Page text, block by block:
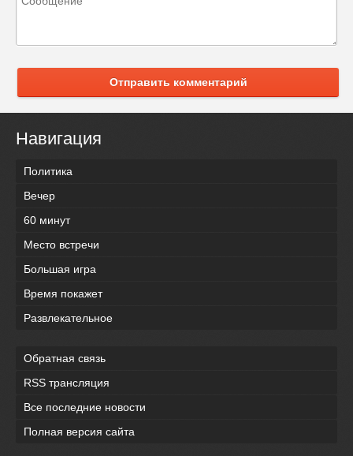
Отправить комментарий
Навигация
Политика
Вечер
60 минут
Место встречи
Большая игра
Время покажет
Развлекательное
Обратная связь
RSS трансляция
Все последние новости
Полная версия сайта